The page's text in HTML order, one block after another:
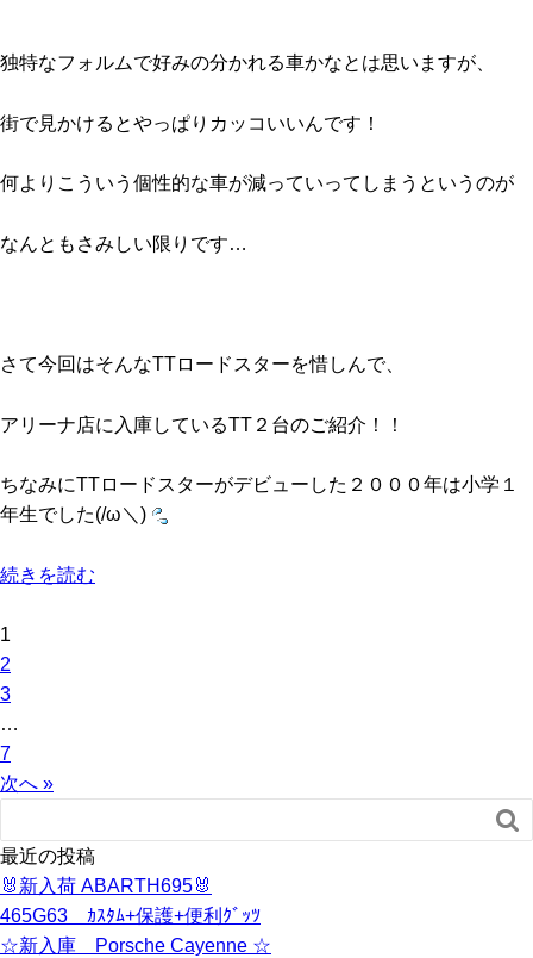
独特なフォルムで好みの分かれる車かなとは思いますが、
街で見かけるとやっぱりカッコいいんです！
何よりこういう個性的な車が減っていってしまうというのが
なんともさみしい限りです…
さて今回はそんなTTロードスターを惜しんで、
アリーナ店に入庫しているTT２台のご紹介！！
ちなみにTTロードスターがデビューした２０００年は小学１
年生でした(/ω＼)
続きを読む
1
2
3
…
7
次へ »

最近の投稿
🐰新入荷 ABARTH695🐰
465G63 ｶｽﾀﾑ+保護+便利ｸﾞｯﾂ
☆新入庫 Porsche Cayenne ☆